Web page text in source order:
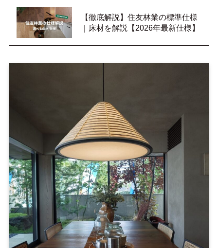
【徹底解説】住友林業の標準仕様
｜床材を解説【2026年最新仕様】